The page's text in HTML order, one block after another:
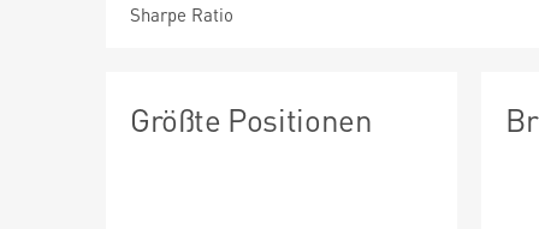
Sharpe Ratio
Größte Positionen